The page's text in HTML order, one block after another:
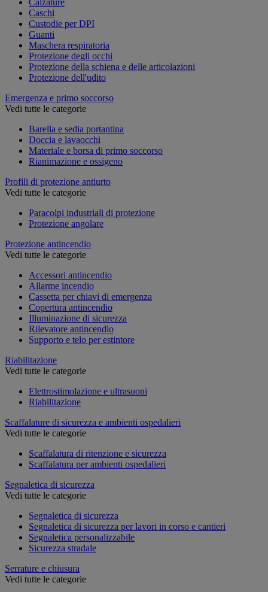
Caschi
Custodie per DPI
Guanti
Maschera respiratoria
Protezione degli occhi
Protezione della schiena e delle articolazioni
Protezione dell'udito
Emergenza e primo soccorso
Vedi tutte le categorie
Barella e sedia portantina
Doccia e lavaocchi
Materiale e borsa di primo soccorso
Rianimazione e ossigeno
Profili di protezione antiurto
Vedi tutte le categorie
Paracolpi industriali di protezione
Protezione angolare
Protezione antincendio
Vedi tutte le categorie
Accessori antincendio
Allarme incendio
Cassetta per chiavi di emergenza
Copertura antincendio
Illuminazione di sicurezza
Rilevatore antincendio
Supporto e telo per estintore
Riabilitazione
Vedi tutte le categorie
Elettrostimolazione e ultrasuoni
Riabilitazione
Scaffalature di sicurezza e ambienti ospedalieri
Vedi tutte le categorie
Scaffalatura di ritenzione e sicurezza
Scaffalatura per ambienti ospedalieri
Segnaletica di sicurezza
Vedi tutte le categorie
Segnaletica di sicurezza
Segnaletica di sicurezza per lavori in corso e cantieri
Segnaletica personalizzabile
Sicurezza stradale
Serrature e chiusura
Vedi tutte le categorie